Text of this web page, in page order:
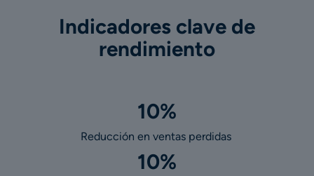
Indicadores clave de
rendimiento
10%
Reducción en ventas perdidas
10%